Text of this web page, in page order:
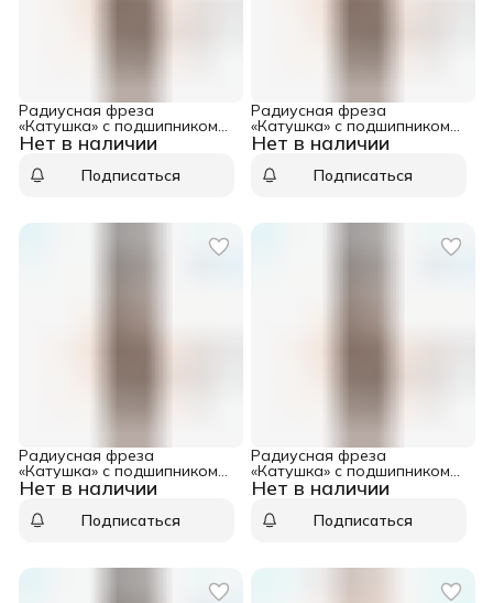
Нет в наличии
Радиусная фреза
«Катушка» с подшипником
D=28,6 I=22,2 S=8,0 R=6,35
CMT 961.064.11
Подписаться
Нет в наличии
Радиусная фреза
«Катушка» с подшипником
D=25,4 I=18,6 S=8,0 R=4,75
CMT 961.048.11
Подписаться
Нет в наличии
Радиусная фреза
«Катушка» с подшипником
D=22,2 I=15,0 S=8,0 R=3,20
CMT 961.032.11
Подписаться
Нет в наличии
Радиусная фреза
«Катушка» с подшипником
D=28,6 I=22,2 S=6,0 R=6,35
CMT 761.064.11
Подписаться